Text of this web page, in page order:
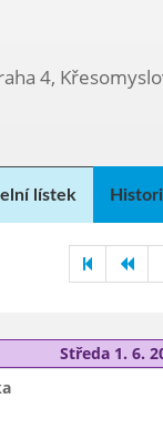
4,
lístek
Středa 1. 6.